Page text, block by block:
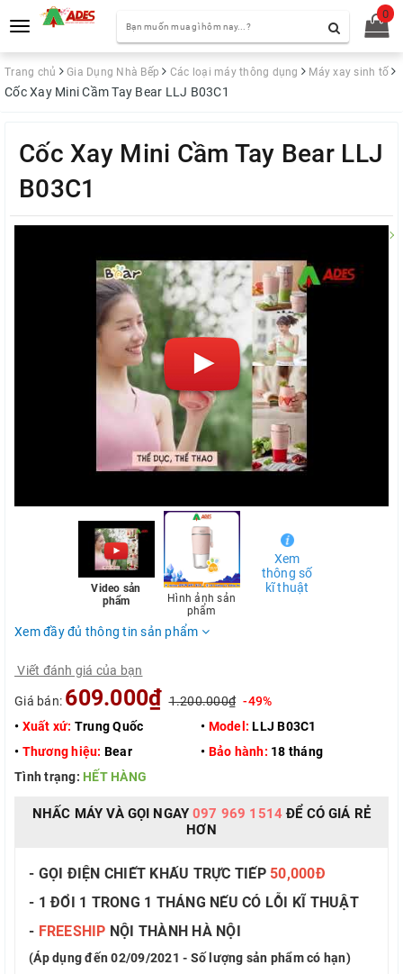
Toggle
navigation
0
Trang chủ Gia Dụng Nhà Bếp Các loại máy thông dụng Máy xay sinh tố
Cốc Xay Mini Cầm Tay Bear LLJ B03C1
Cốc Xay Mini Cầm Tay Bear LLJ
B03C1
Video sản
phẩm
Hình ảnh sản
phẩm
Xem
thông số
kĩ thuật
Xem đầy đủ thông tin sản phẩm
Viết đánh giá của bạn
Giá bán: 609.000₫ 1.200.000₫ -49%
• Xuất xứ: Trung Quốc • Model: LLJ B03C1
• Thương hiệu: Bear • Bảo hành: 18 tháng
Tình trạng: HẾT HÀNG
NHẤC MÁY VÀ GỌI NGAY097 969 1514ĐỂ CÓ GIÁ RẺ
HƠN
- GỌI ĐIỆN CHIẾT KHẤU TRỰC TIẾP 50,000Đ
- 1 ĐỔI 1 TRONG 1 THÁNG NẾU CÓ LỖI KĨ THUẬT
- FREESHIP NỘI THÀNH HÀ NỘI
(Áp dụng đến 02/09/2021 - Số lượng sản phẩm có hạn)